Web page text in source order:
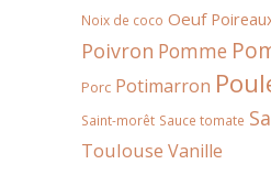
Noix de coco Oeuf
Poivron Pomme
Porc Potimarron
Saint-morêt Sauce tomate
Toulouse Vanille